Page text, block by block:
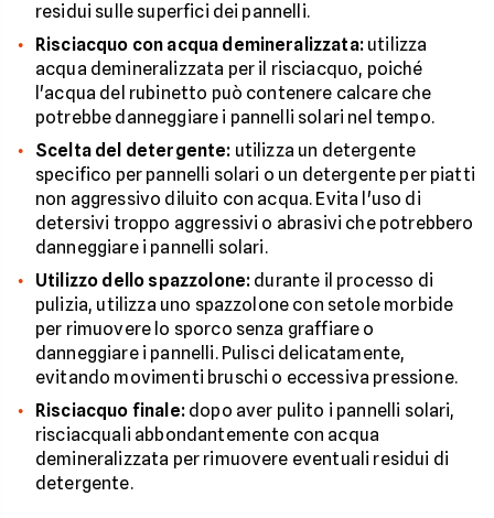
residui sulle superfici dei pannelli.
Risciacquo con acqua demineralizzata:utilizza
acqua demineralizzata per il risciacquo, poiché
l'acqua del rubinetto può contenere calcare che
potrebbe danneggiare i pannelli solari nel tempo.
Scelta del detergente: utilizza un detergente
specifico per pannelli solari o un detergente per piatti
non aggressivo diluito con acqua. Evita l'uso di
detersivi troppo aggressivi o abrasivi che potrebbero
danneggiare i pannelli solari.
Utilizzo dello spazzolone: durante il processo di
pulizia, utilizza uno spazzolone con setole morbide
per rimuovere lo sporco senza graffiare o
danneggiare i pannelli. Pulisci delicatamente,
evitando movimenti bruschi o eccessiva pressione.
Risciacquo finale:dopo aver pulito i pannelli solari,
risciacquali abbondantemente con acqua
demineralizzata per rimuovere eventuali residui di
detergente.